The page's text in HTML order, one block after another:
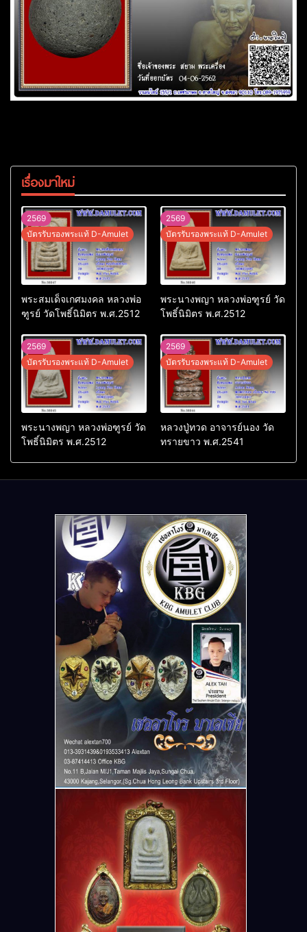
เรื่องมาใหม่
2569
บัตรรับรองพระแท้ D-Amulet
พระสมเด็จเกศมงคล หลวงพ่อ
ฑูรย์ วัดโพธิ์นิมิตร พ.ศ.2512
2569
บัตรรับรองพระแท้ D-Amulet
พระนางพญา หลวงพ่อฑูรย์ วัด
โพธิ์นิมิตร พ.ศ.2512
2569
บัตรรับรองพระแท้ D-Amulet
พระนางพญา หลวงพ่อฑูรย์ วัด
โพธิ์นิมิตร พ.ศ.2512
2569
บัตรรับรองพระแท้ D-Amulet
หลวงปู่ทวด อาจารย์นอง วัด
ทรายขาว พ.ศ.2541